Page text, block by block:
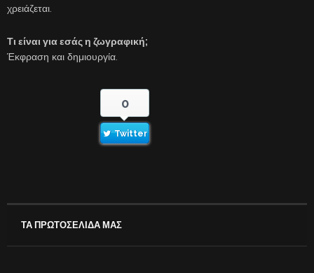
χρειάζεται.
Τι είναι για εσάς η ζωγραφική;
Έκφραση και δημιουργία.
0
Twitter
ΤΑ ΠΡΩΤΟΣΕΛΙΔΑ ΜΑΣ